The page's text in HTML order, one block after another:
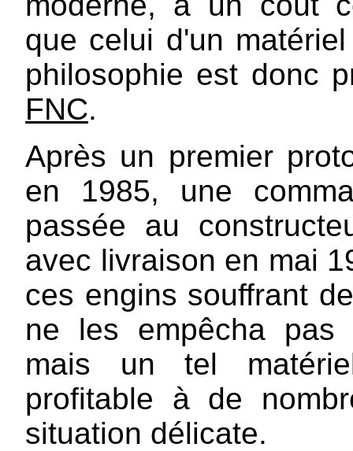
que celui d'un
philosophie est donc
FNC.
Après un premier
en 1985, une
passée au
avec livraison en mai
ces engins souffrant
ne les empêcha pas
mais un tel
profitable à de
situation délicate.